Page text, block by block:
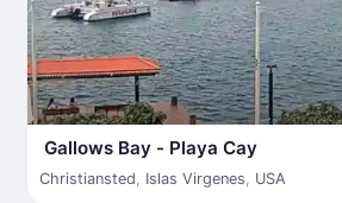
Gallows Bay - Playa Cay
Christiansted, Islas Virgenes, USA